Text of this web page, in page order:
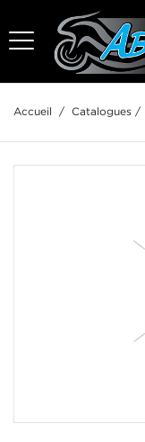
Accueil / Catalogues /